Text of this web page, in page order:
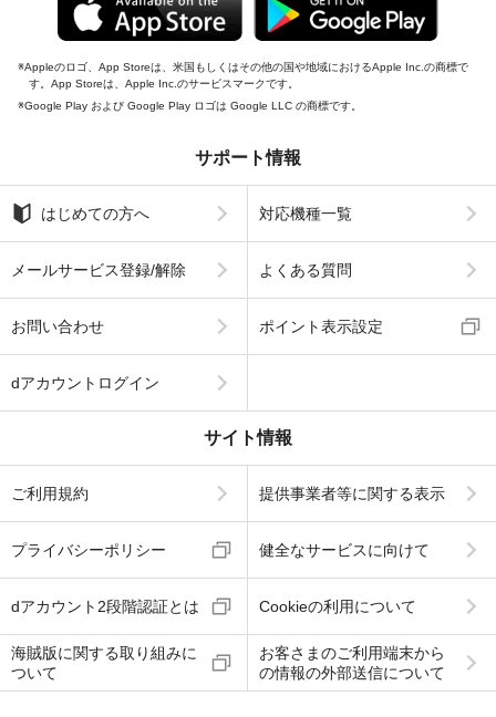
Appleのロゴ、App Storeは、米国もしくはその他の国や地域におけるApple Inc.の商標で
す。App Storeは、Apple Inc.のサービスマークです。
Google Play および Google Play ロゴは Google LLC の商標です。
サポート情報
はじめての方へ 対応機種一覧
メールサービス登録/解除 よくある質問
お問い合わせ ポイント表示設定
dアカウントログイン
サイト情報
ご利用規約 提供事業者等に関する表示
プライバシーポリシー 健全なサービスに向けて
dアカウント2段階認証とは Cookieの利用について
海賊版に関する取り組みに
ついて
お客さまのご利用端末から
の情報の外部送信について